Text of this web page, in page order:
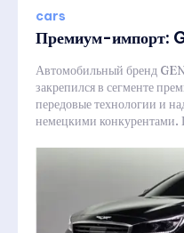
cars
Премиум-импорт:
Автомобильный бренд
закрепился в сегменте
передовые технологии и
немецкими